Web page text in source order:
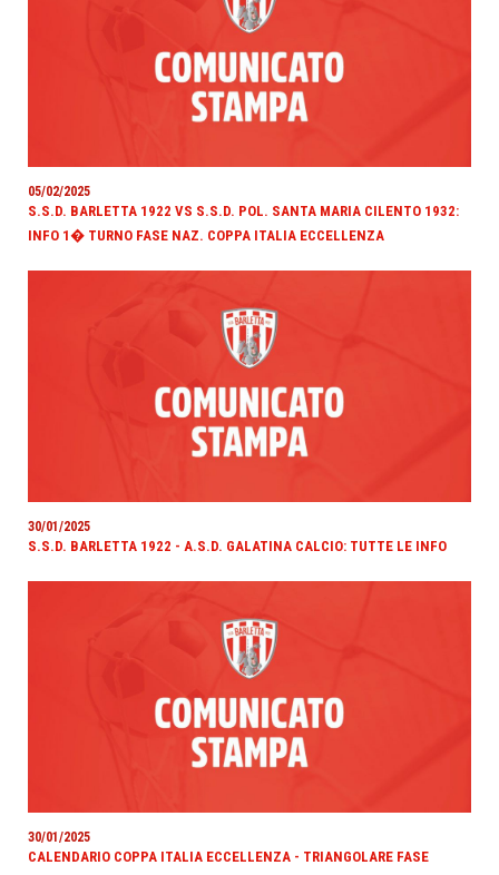
05/02/2025
S.S.D. BARLETTA 1922 VS S.S.D. POL. SANTA MARIA CILENTO 1932:
INFO 1� TURNO FASE NAZ. COPPA ITALIA ECCELLENZA
30/01/2025
S.S.D. BARLETTA 1922 - A.S.D. GALATINA CALCIO: TUTTE LE INFO
30/01/2025
CALENDARIO COPPA ITALIA ECCELLENZA - TRIANGOLARE FASE